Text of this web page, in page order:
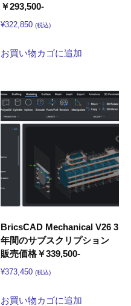
￥293,500-
¥322,850 (税込)
お買い物カゴに追加
BricsCAD Mechanical V26 3
年間のサブスクリプション
販売価格￥339,500-
¥373,450 (税込)
お買い物カゴに追加